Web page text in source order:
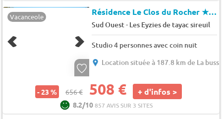
Vacanceole Résidence Le Clos du Rocher★★★
Sud Ouest- Les Eyzies de tayac sireuil
Studio 4 personnes avec coin nuit
Location située à 187.8 km de La
- 23 % 656 € 508 € + d'infos >
8.2/10857 AVIS SUR 3 SITES